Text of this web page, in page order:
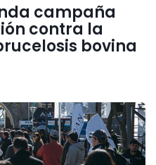
campaña
contra la
bovina